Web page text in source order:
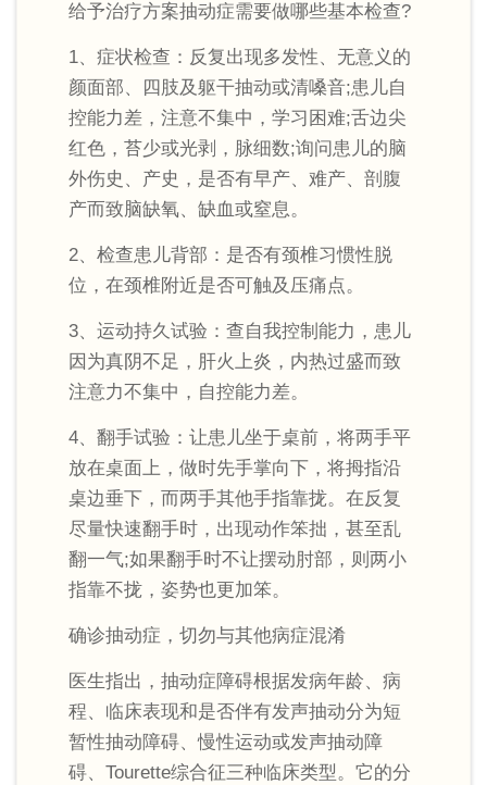
给予治疗方案抽动症需要做哪些基本检查?
1、症状检查：反复出现多发性、无意义的
颜面部、四肢及躯干抽动或清嗓音;患儿自
控能力差，注意不集中，学习困难;舌边尖
红色，苔少或光剥，脉细数;询问患儿的脑
外伤史、产史，是否有早产、难产、剖腹
产而致脑缺氧、缺血或窒息。
2、检查患儿背部：是否有颈椎习惯性脱
位，在颈椎附近是否可触及压痛点。
3、运动持久试验：查自我控制能力，患儿
因为真阴不足，肝火上炎，内热过盛而致
注意力不集中，自控能力差。
4、翻手试验：让患儿坐于桌前，将两手平
放在桌面上，做时先手掌向下，将拇指沿
桌边垂下，而两手其他手指靠拢。在反复
尽量快速翻手时，出现动作笨拙，甚至乱
翻一气;如果翻手时不让摆动肘部，则两小
指靠不拢，姿势也更加笨。
确诊抽动症，切勿与其他病症混淆
医生指出，抽动症障碍根据发病年龄、病
程、临床表现和是否伴有发声抽动分为短
暂性抽动障碍、慢性运动或发声抽动障
碍、Tourette综合征三种临床类型。它的分